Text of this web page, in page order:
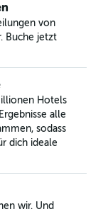
von
Buche jetzt
Hotels
alle
sodass
dich ideale
wir. Und